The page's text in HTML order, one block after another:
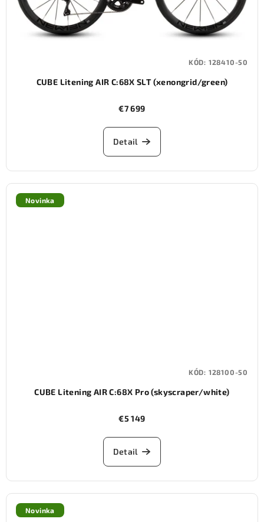
CUBE Litening AIR C:68X SLT (xenongrid/green)
€7 699
Detail
KÓD: 128410-50
Novinka
CUBE Litening AIR C:68X Pro (skyscraper/white)
€5 149
Detail
KÓD: 128100-50
Novinka